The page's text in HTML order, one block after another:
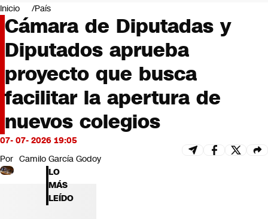
Negocios
Deportes
Programas completos
Cultura
Servicios
Bits
CNN Data
CNN tiempo
Opinión
Inicio País
Cámara de Diputadas y
Diputados aprueba
proyecto que busca
facilitar la apertura de
nuevos colegios
07- 07- 2026 19:05
Por Camilo García Godoy
LO
MÁS
LEÍDO